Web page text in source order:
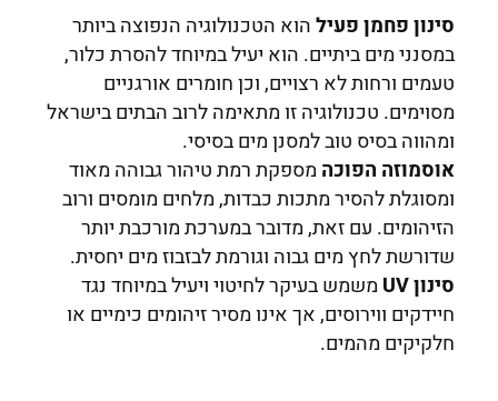
סינון פחמן פעילהוא הטכנולוגיה הנפוצה ביותר
במסנני מים ביתיים. הוא יעיל במיוחד להסרת כלור,
טעמים ורחות לא רצויים, וכן חומרים אורגניים
מסוימים. טכנולוגיה זו מתאימה לרוב הבתים בישראל
ומהווה בסיס טוב למסנן מים בסיסי.
אוסמוזה הפוכה מספקת רמת טיהור גבוהה מאוד
ומסוגלת להסיר מתכות כבדות, מלחים מומסים ורוב
הזיהומים. עם זאת, מדובר במערכת מורכבת יותר
שדורשת לחץ מים גבוה וגורמת לבזבוז מים יחסית.
סינון UV
משמש בעיקר לחיטוי ויעיל במיוחד נגד
חיידקים ווירוסים, אך אינו מסיר זיהומים כימיים או
חלקיקים מהמים.